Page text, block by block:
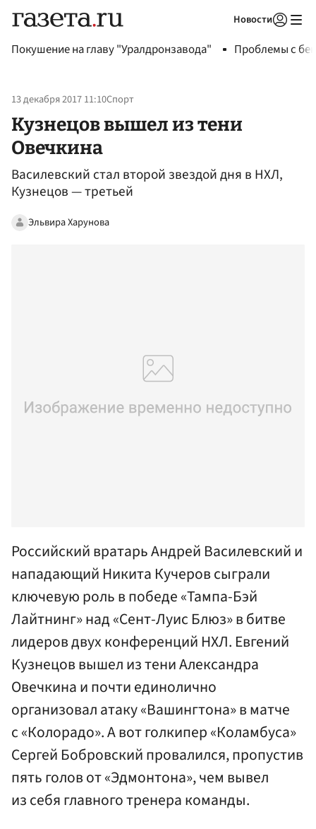
Новости
Покушение на главу "Уралдронзавода" Проблемы с
13 декабря 2017 11:10Спорт
Кузнецов вышел из тени
Овечкина
Василевский стал второй звездой дня в НХЛ,
Кузнецов — третьей‍
Эльвира Харунова
Российский вратарь Андрей Василевский и
нападающий Никита Кучеров сыграли
ключевую роль в победе «Тампа-Бэй
Лайтнинг» над «Сент-Луис Блюз» в битве
лидеров двух конференций НХЛ. Евгений
Кузнецов вышел из тени Александра
Овечкина и почти единолично
организовал атаку «Вашингтона» в матче
с «Колорадо». А вот голкипер «Коламбуса»
Сергей Бобровский провалился, пропустив
пять голов от «Эдмонтона», чем вывел
из себя главного тренера команды.